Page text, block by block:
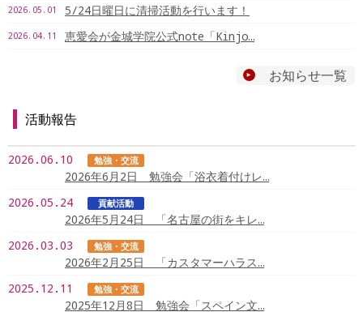
2026.05.01 5/24日曜日に清掃活動を行います！
2026.04.11 恵愛会が金城学院公式note「Kinjo…
お知らせ一覧
活動報告
2026.06.10 勉強・交流
2026年6月2日 勉強会「浴衣着付けレ…
2026.05.24
貢献活動
2026年5月24日 「名古屋の街をキレ…
2026.03.03
勉強・交流
2026年2月25日 「カスタマーハラス…
2025.12.11
勉強・交流
2025年12月8日 勉強会「スペイン文…